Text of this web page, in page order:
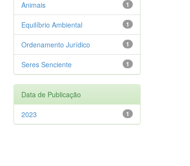
1
Animais
1
Equilíbrio Ambiental
1
Ordenamento Jurídico
1
Seres Senciente
Data de Publicação
1
2023